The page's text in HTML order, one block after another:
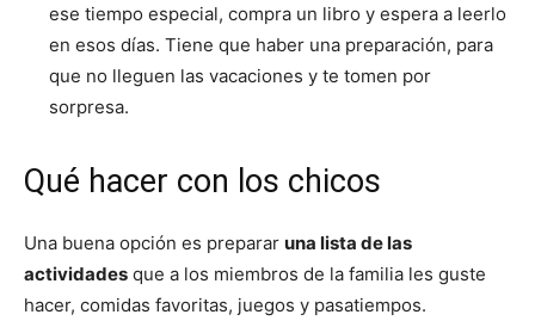
ese tiempo especial, compra un libro y espera a leerlo
en esos días. Tiene que haber una preparación, para
que no lleguen las vacaciones y te tomen por
sorpresa.
Qué hacer con los chicos
Una buena opción es preparar una lista de las
actividades que a los miembros de la familia les guste
hacer, comidas favoritas, juegos y pasatiempos.